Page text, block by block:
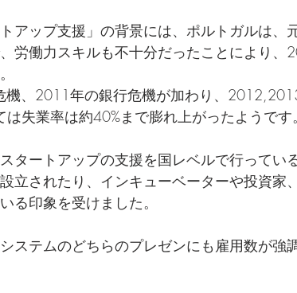
アップ支援」の背景には、ポルトガルは、
労働力スキルも不十分だったことにより、
機、2011年の銀行危機が加わり、
失業率は約40%まで膨れ上がったようです。
タートアップの支援を国レベルで行ってい
立されたり、インキューベーターや投資家
る印象を受けました。
ステムのどちらのプレゼンにも雇用数が強